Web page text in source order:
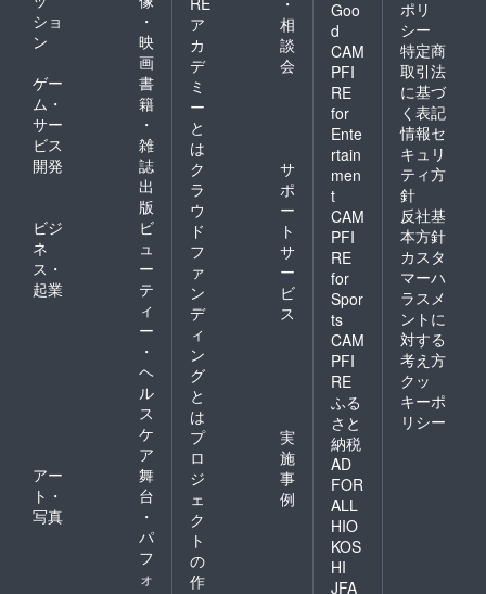
ショ
ン
・
映
画
ゲー
ム・
サー
ビス
開発
書
籍
・
雑
誌
出
版
ビジ
ネ
ス・
起業
ビ
ュ
ー
テ
ィ
ー
・
ヘ
ル
ス
ケ
ア
アー
ト・
写真
舞
台
・
パ
フ
ォ
ア
カ
デ
ミ
ー
と
は
相
談
会
ク
ラ
ウ
ド
フ
ァ
ン
デ
ィ
ン
グ
と
は
サ
ポ
ー
ト
サ
ー
ビ
ス
プ
ロ
ジ
ェ
ク
ト
の
作
実
施
事
例
Goo
d
CAM
PFI
RE
for
Ente
rtain
men
t
CAM
PFI
RE
for
Spor
ts
CAM
PFI
RE
ふる
さと
納税
AD
FOR
ALL
HIO
KOS
HI
JFA
ポリ
シー
特定商
取引法
に基づ
く表記
情報セ
キュリ
ティ方
針
反社基
本方針
カスタ
マーハ
ラスメ
ントに
対する
考え方
クッ
キーポ
リシー